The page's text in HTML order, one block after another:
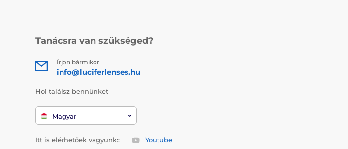
Tanácsra van szükséged?
Írjon bármikor
info@luciferlenses.hu
Hol találsz bennünket
Magyar
Itt is elérhetőek vagyunk:: Youtube